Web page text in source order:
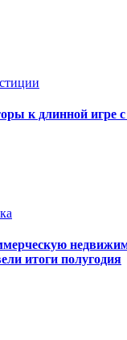
к длинной игре
итоги полугодия